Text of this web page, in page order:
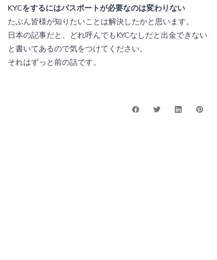
KYCをするにはパスポートが必要なのは変わりない
たぶん皆様が知りたいことは解決したかと思います。
日本の記事だと、どれ呼んでもKYCなしだと出金できない
と書いてあるので気をつけてください。
それはずっと前の話です。